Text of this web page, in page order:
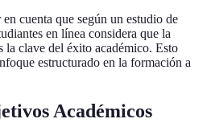
cuenta que según un estudio de
en línea considera que la
la clave del éxito académico. Esto
estructurado en la formación a
Académicos